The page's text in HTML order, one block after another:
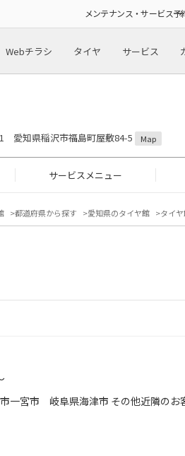
メンテナンス・サービス予
Webチラシ タイヤ サービス
愛知県稲沢市福島町屋敷84-5 Map
サービスメニュー
都道府県から探す 愛知県のタイヤ館 タイ